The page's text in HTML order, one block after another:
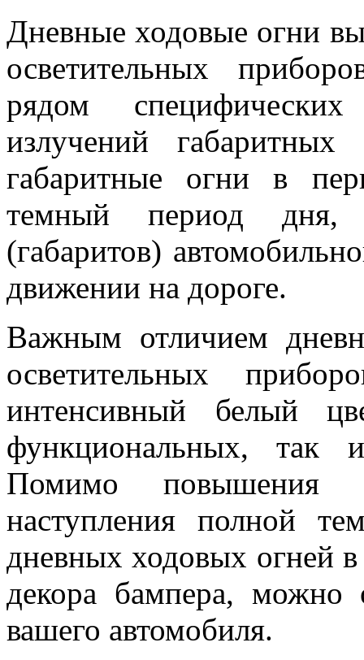
Дневные ходовые огни
осветительных
рядом
излучений
габаритные огни в
темный период дня,
(габаритов)
движении на дороге.
Важным отличием
осветительных
интенсивный белый
функциональных, так
Помимо повышения
наступления полной
дневных ходовых огней
декора бампера, можно
вашего автомобиля.